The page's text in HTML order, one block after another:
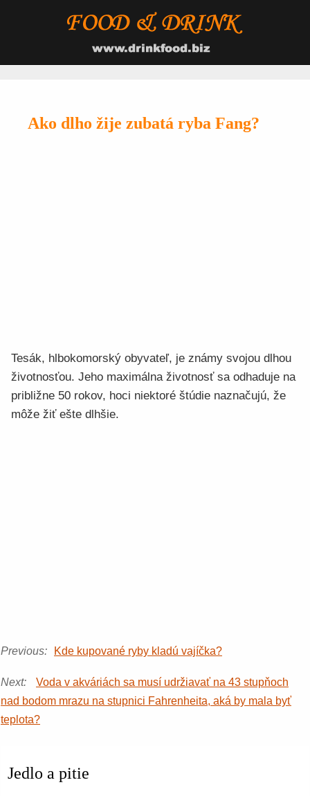
Ako dlho žije zubatá ryba Fang?
Tesák, hlbokomorský obyvateľ, je známy svojou dlhou
životnosťou. Jeho maximálna životnosť sa odhaduje na
približne 50 rokov, hoci niektoré štúdie naznačujú, že
môže žiť ešte dlhšie.
Previous: Kde kupované ryby kladú vajíčka?
Next:
Voda v akváriách sa musí udržiavať na 43 stupňoch
nad bodom mrazu na stupnici Fahrenheita, aká by mala byť
teplota?
Jedlo a pitie